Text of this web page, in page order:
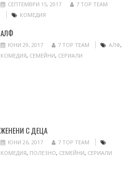
СЕПТЕМВРИ 15, 2017
7 TOP TEAM
КОМЕДИЯ
АЛФ
ЮНИ 29, 2017 7 TOP TEAM АЛФ,
КОМЕДИЯ, СЕМЕЙНИ, СЕРИАЛИ
ЖЕНЕНИ С ДЕЦА
ЮНИ 26, 2017
7 TOP TEAM
КОМЕДИЯ, ПОЛЕЗНО, СЕМЕЙНИ, СЕРИАЛИ